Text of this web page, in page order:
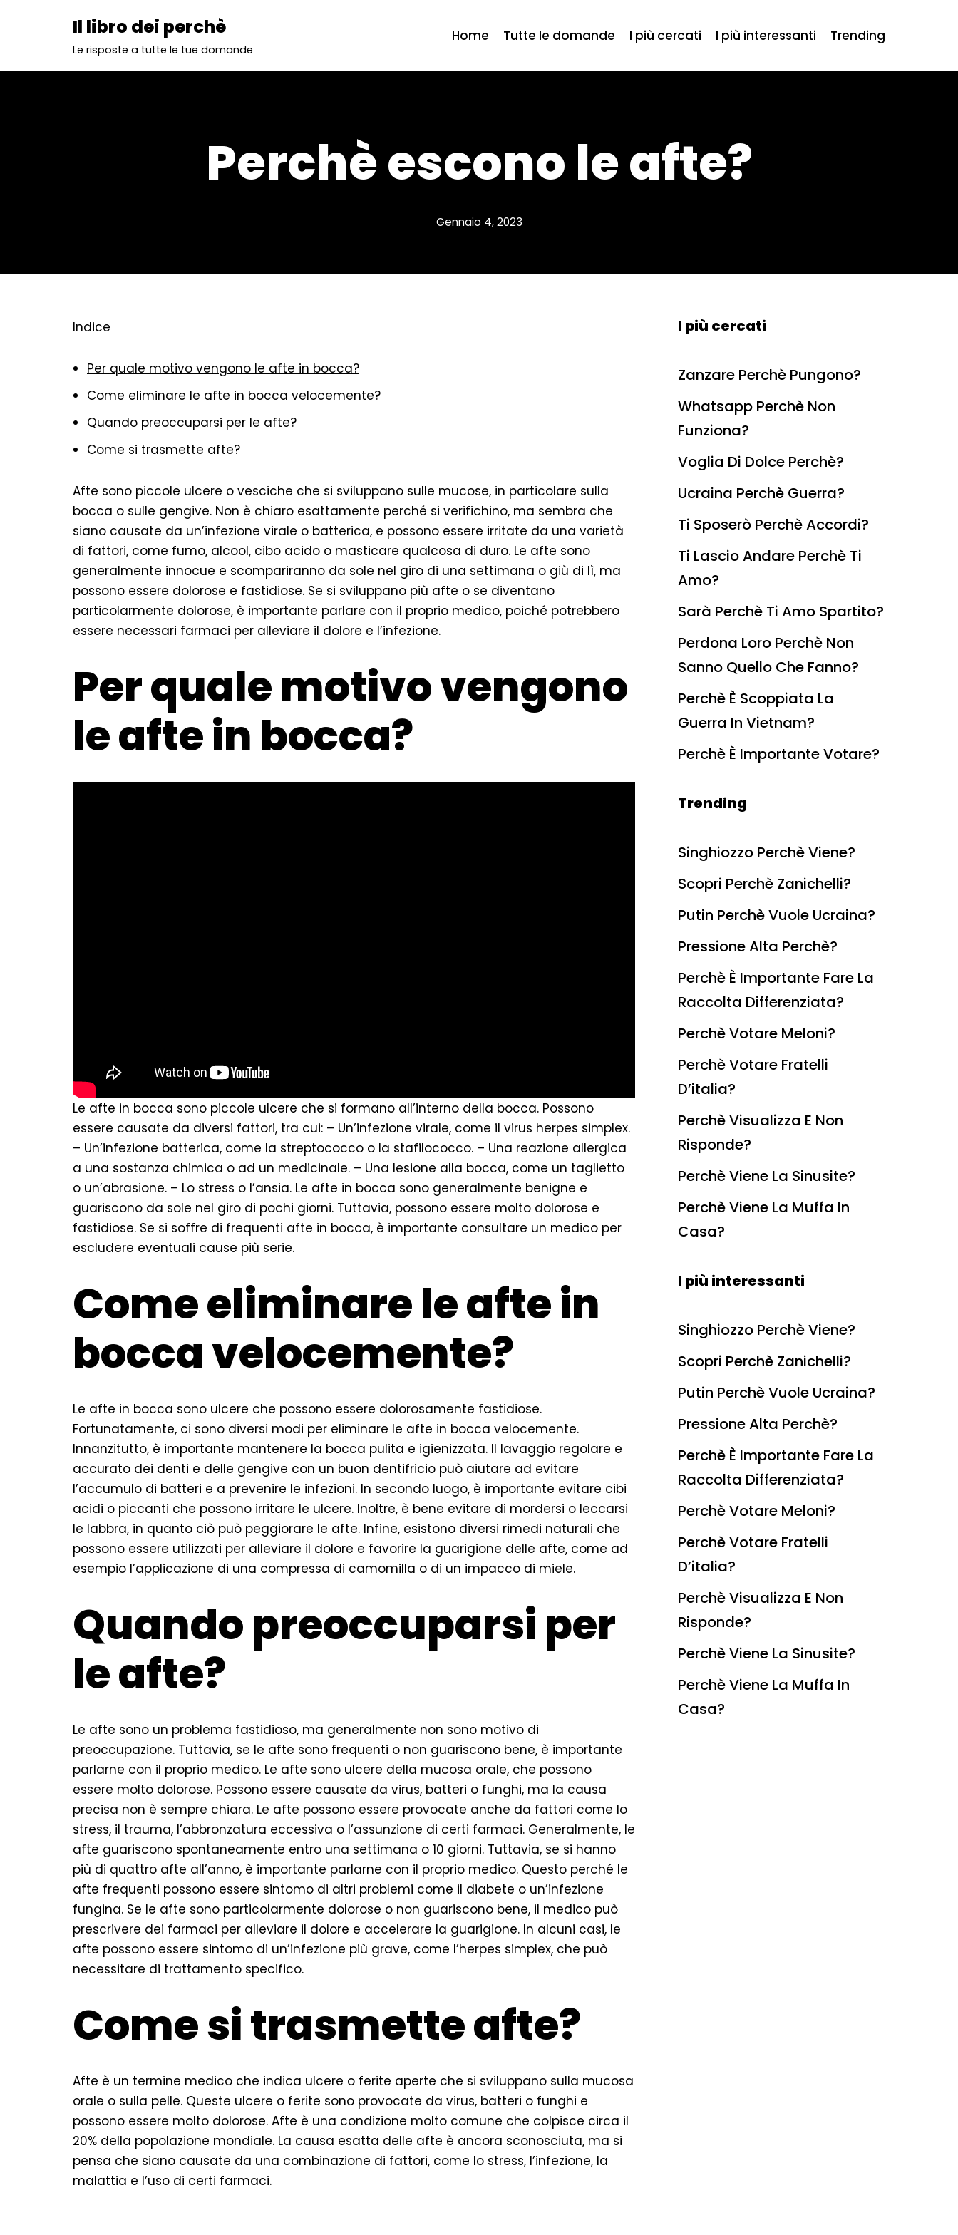
Il libro dei perchè
Le risposte a tutte le tue domande
Home Tutte le domande I più cercati I più interessanti Trending
Perchè escono le afte?
Gennaio 4, 2023
Indice
Per quale motivo vengono le afte in bocca?
Come eliminare le afte in bocca velocemente?
Quando preoccuparsi per le afte?
Come si trasmette afte?
Afte sono piccole ulcere o vesciche che si sviluppano sulle mucose, in particolare sulla
bocca o sulle gengive. Non è chiaro esattamente perché si verifichino, ma sembra che
siano causate da un’infezione virale o batterica, e possono essere irritate da una varietà
di fattori, come fumo, alcool, cibo acido o masticare qualcosa di duro. Le afte sono
generalmente innocue e scompariranno da sole nel giro di una settimana o giù di lì, ma
possono essere dolorose e fastidiose. Se si sviluppano più afte o se diventano
particolarmente dolorose, è importante parlare con il proprio medico, poiché potrebbero
essere necessari farmaci per alleviare il dolore e l’infezione.
Per quale motivo vengono
le afte in bocca?
Le afte in bocca sono piccole ulcere che si formano all’interno della bocca. Possono
essere causate da diversi fattori, tra cui: – Un’infezione virale, come il virus herpes simplex.
– Un’infezione batterica, come la streptococco o la stafilococco. – Una reazione allergica
a una sostanza chimica o ad un medicinale. – Una lesione alla bocca, come un taglietto
o un’abrasione. – Lo stress o l’ansia. Le afte in bocca sono generalmente benigne e
guariscono da sole nel giro di pochi giorni. Tuttavia, possono essere molto dolorose e
fastidiose. Se si soffre di frequenti afte in bocca, è importante consultare un medico per
escludere eventuali cause più serie.
Come eliminare le afte in
bocca velocemente?
Le afte in bocca sono ulcere che possono essere dolorosamente fastidiose.
Fortunatamente, ci sono diversi modi per eliminare le afte in bocca velocemente.
Innanzitutto, è importante mantenere la bocca pulita e igienizzata. Il lavaggio regolare e
accurato dei denti e delle gengive con un buon dentifricio può aiutare ad evitare
l’accumulo di batteri e a prevenire le infezioni. In secondo luogo, è importante evitare cibi
acidi o piccanti che possono irritare le ulcere. Inoltre, è bene evitare di mordersi o leccarsi
le labbra, in quanto ciò può peggiorare le afte. Infine, esistono diversi rimedi naturali che
possono essere utilizzati per alleviare il dolore e favorire la guarigione delle afte, come ad
esempio l’applicazione di una compressa di camomilla o di un impacco di miele.
Quando preoccuparsi per
le afte?
Le afte sono un problema fastidioso, ma generalmente non sono motivo di
preoccupazione. Tuttavia, se le afte sono frequenti o non guariscono bene, è importante
parlarne con il proprio medico. Le afte sono ulcere della mucosa orale, che possono
essere molto dolorose. Possono essere causate da virus, batteri o funghi, ma la causa
precisa non è sempre chiara. Le afte possono essere provocate anche da fattori come lo
stress, il trauma, l’abbronzatura eccessiva o l’assunzione di certi farmaci. Generalmente, le
afte guariscono spontaneamente entro una settimana o 10 giorni. Tuttavia, se si hanno
più di quattro afte all’anno, è importante parlarne con il proprio medico. Questo perché le
afte frequenti possono essere sintomo di altri problemi come il diabete o un’infezione
fungina. Se le afte sono particolarmente dolorose o non guariscono bene, il medico può
prescrivere dei farmaci per alleviare il dolore e accelerare la guarigione. In alcuni casi, le
afte possono essere sintomo di un’infezione più grave, come l’herpes simplex, che può
necessitare di trattamento specifico.
Come si trasmette afte?
Afte è un termine medico che indica ulcere o ferite aperte che si sviluppano sulla mucosa
orale o sulla pelle. Queste ulcere o ferite sono provocate da virus, batteri o funghi e
possono essere molto dolorose. Afte è una condizione molto comune che colpisce circa il
20% della popolazione mondiale. La causa esatta delle afte è ancora sconosciuta, ma si
pensa che siano causate da una combinazione di fattori, come lo stress, l’infezione, la
malattia e l’uso di certi farmaci.
I più cercati
Zanzare Perchè Pungono?
Whatsapp Perchè Non
Funziona?
Voglia Di Dolce Perchè?
Ucraina Perchè Guerra?
Ti Sposerò Perchè Accordi?
Ti Lascio Andare Perchè Ti
Amo?
Sarà Perchè Ti Amo Spartito?
Perdona Loro Perchè Non
Sanno Quello Che Fanno?
Perchè È Scoppiata La
Guerra In Vietnam?
Perchè È Importante Votare?
Trending
Singhiozzo Perchè Viene?
Scopri Perchè Zanichelli?
Putin Perchè Vuole Ucraina?
Pressione Alta Perchè?
Perchè È Importante Fare La
Raccolta Differenziata?
Perchè Votare Meloni?
Perchè Votare Fratelli
D’italia?
Perchè Visualizza E Non
Risponde?
Perchè Viene La Sinusite?
Perchè Viene La Muffa In
Casa?
I più interessanti
Singhiozzo Perchè Viene?
Scopri Perchè Zanichelli?
Putin Perchè Vuole Ucraina?
Pressione Alta Perchè?
Perchè È Importante Fare La
Raccolta Differenziata?
Perchè Votare Meloni?
Perchè Votare Fratelli
D’italia?
Perchè Visualizza E Non
Risponde?
Perchè Viene La Sinusite?
Perchè Viene La Muffa In
Casa?